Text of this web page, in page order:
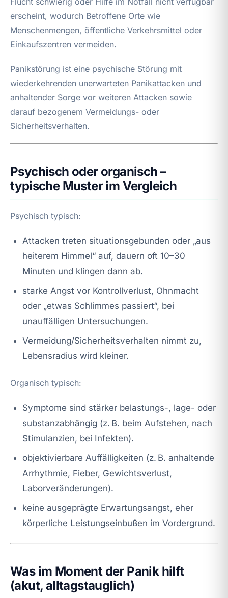
erscheint, wodurch Betroffene Orte wie
Menschenmengen, öffentliche Verkehrsmittel oder
Einkaufszentren vermeiden.
Panikstörung ist eine psychische Störung mit
wiederkehrenden unerwarteten Panikattacken und
anhaltender Sorge vor weiteren Attacken sowie
darauf bezogenem Vermeidungs- oder
Sicherheitsverhalten.
Psychisch oder organisch –
typische Muster im Vergleich
Psychisch typisch:
Attacken treten situationsgebunden oder „aus
heiterem Himmel“ auf, dauern oft 10–30
Minuten und klingen dann ab.
starke Angst vor Kontrollverlust, Ohnmacht
oder „etwas Schlimmes passiert“, bei
unauffälligen Untersuchungen.
Vermeidung/Sicherheitsverhalten nimmt zu,
Lebensradius wird kleiner.
Organisch typisch:
Symptome sind stärker belastungs-, lage- oder
substanzabhängig (z. B. beim Aufstehen, nach
Stimulanzien, bei Infekten).
objektivierbare Auffälligkeiten (z. B. anhaltende
Arrhythmie, Fieber, Gewichtsverlust,
Laborveränderungen).
keine ausgeprägte Erwartungsangst, eher
körperliche Leistungseinbußen im Vordergrund.
Was im Moment der Panik hilft
(akut, alltagstauglich)